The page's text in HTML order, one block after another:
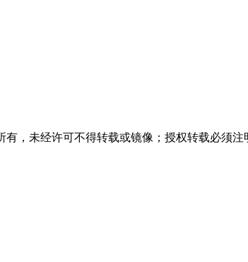
，未经许可不得转载或镜像；授权转载必须